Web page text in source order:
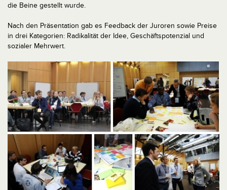
die Beine gestellt wurde.
Nach den Präsentation gab es Feedback der Juroren sowie Preise
in drei Kategorien: Radikalität der Idee, Geschäftspotenzial und
sozialer Mehrwert.